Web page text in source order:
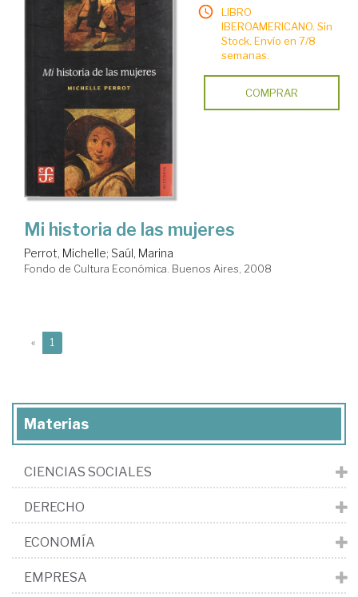
LIBRO
IBEROAMERICANO. Sin
Stock. Envío en 7/8
semanas.
COMPRAR
Mi historia de las mujeres
Perrot, Michelle; Saúl, Marina
Fondo de Cultura Económica. Buenos Aires, 2008
« 1
Materias
CIENCIAS SOCIALES
DERECHO
ECONOMÍA
EMPRESA